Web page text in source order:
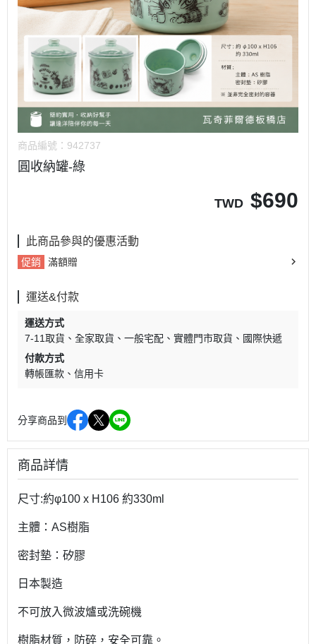
商品編號： 942737
圓收納罐-綠
TWD $690
此商品參與的優惠活動
促銷 滿額贈
運送&付款
運送方式
7-11取貨
全家取貨 一般宅配 實體門市取貨
國際快遞
付款方式
轉帳匯款
信用卡
分享商品到
商品詳情
尺寸:約φ100 x H106 約330ml
主體：AS樹脂
密封墊：矽膠
日本製造
不可放入微波爐或洗碗機
樹脂材質，防碎，安全可靠。